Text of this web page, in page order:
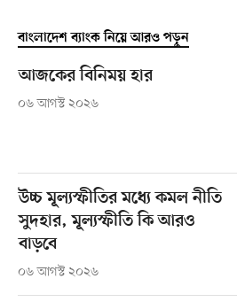
বাংলাদেশ ব্যাংক নিয়ে আরও পড়ুন
আজকের বিনিময় হার
০৬ আগস্ট ২০২৬
উচ্চ মূল্যস্ফীতির মধ্যে কমল নীতি
সুদহার, মূল্যস্ফীতি কি আরও
বাড়বে
০৬ আগস্ট ২০২৬